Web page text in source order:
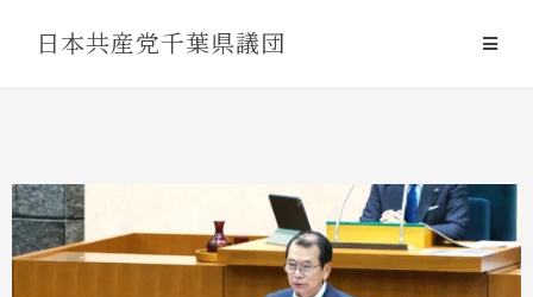
日本共産党千葉県議団